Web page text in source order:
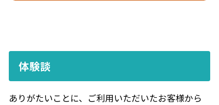
体験談
ありがたいことに、ご利用いただいたお客様から